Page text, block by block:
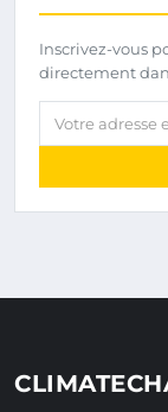
Inscrivez-vous
directement
Votre adresse